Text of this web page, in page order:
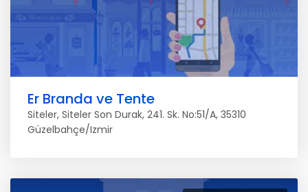
Er Branda ve Tente
Siteler, Siteler Son Durak, 241. Sk. No:51/A, 35310
Güzelbahçe/Izmir